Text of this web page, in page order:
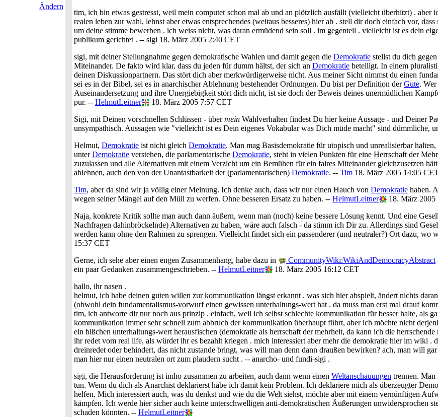
Ändern
tim, ich bin etwas gestresst, weil mein computer schon mal ab und an plötzlich ausfällt (vielleicht überhitzt) .
realen leben zur wahl, lehnst aber etwas entsprechendes (weitaus besseres) hier ab . stell dir doch einfach vor,
um deine stimme bewerben . ich weiss nicht, was daran ermüdend sein soll . im gegenteil . vielleicht ist es dein
publikum gerichtet . -- sigi 18. März 2005 2:40 CET
sigi, mit deiner Stellungnahme gegen demokratische Wahlen und damit gegen die Demokratie stellst du dich
Miteinander. De fakto wird klar, dass du jeden für dumm hältst, der sich an Demokratie beteiligt. In einem
deinen Diskussionpartnern. Das stört dich aber merkwürdigerweise nicht. Aus meiner Sicht nimmst du einen
sei es in der Bibel, sei es in anarchischer Ablehnung bestehender Ordnungen. Du bist per Definition derGute.
Auseinandersetzung und ihre Unergiebigkeit stört dich nicht, ist sie doch der Beweis deines unermüdlichen
pur. -- HelmutLeitner
18. März 2005 7:57 CET
Sigi, mit Deinen vorschnellen Schlüssen - übermein Wahlverhalten findest Du hier keine Aussage - und Deiner
unsympathisch. Aussagen wie "vielleicht ist es Dein eigenes Vokabular was Dich müde macht" sind dümmliche,
Helmut, Demokratie ist nicht gleich Demokratie. Man mag Basisdemokratie für utopisch und unrealisierbar
unterDemokratie verstehen, die parlamentarische Demokratie, steht in vielen Punkten für eine Herrschaft der
zuzulassen und alle Alternativen mit einem Verzicht um ein Bemühen für ein faires Miteinander gleichzusetzen
ablehnen, auch den von der Unantastbarkeit der (parlamentarischen) Demokratie. -- Tim 18. März 2005 14:05
Tim, aber da sind wir ja völlig einer Meinung. Ich denke auch, dass wir nur einen Hauch von Demokratie haben.
wegen seiner Mängel auf den Müll zu werfen. Ohne besseren Ersatz zu haben. -- HelmutLeitner
18. März
Naja, konkrete Kritik sollte man auch dann äußern, wenn man (noch) keine bessere Lösung kennt. Und eine
Nachfragen dahinbröckelnde) Alternativen zu haben, wäre auch falsch - da stimm ich Dir zu. Allerdings sind
werden kann ohne den Rahmen zu sprengen. Vielleicht findet sich ein passenderer (und neutraler?) Ort dazu,
15:37 CET
Gerne, ich sehe aber einen engen Zusammenhang, habe dazu in
CommunityWiki:WikiAndDemocracyAbstract
ein paar Gedanken zusammengeschrieben. -- HelmutLeitner
18. März 2005 16:12 CET
hallo, ihr nasen .
helmut, ich habe deinen guten willen zur kommunikation längst erkannt . was sich hier abspielt, ändert nichts
(obwohl dein fundamentalismus-vorwurf einen gewissen unterhaltungs-wert hat . da muss man erst mal drauf
tim, ich antworte dir nur noch aus prinzip . einfach, weil ich selbst schlechte kommunikation für besser halte, als
kommunikation immer sehr schnell zum abbruch der kommunikation überhaupt führt, aber ich möchte nicht
ein bißchen unterhaltungs-wert herausfischen (demokratie als herrschaft der mehrheit, da kann ich die
ihr redet vom real life, als würdet ihr es bezahlt kriegen . mich interessiert aber mehr die demokratie hier im wiki .
dreinredet oder behindert, das nicht zustande bringt, was will man denn dann draußen bewirken? ach, man will
man hier nur einen neutralen ort zum plaudern sucht . -- anarcho- und fundi-sigi .
sigi, die Herausforderung ist imho zusammen zu arbeiten, auch dann wenn einen Weltanschauungen trennen. Man
tun. Wenn du dich als Anarchist deklarierst habe ich damit kein Problem. Ich deklariere mich als überzeugter
helfen. Mich interessiert auch, was du denkst und wie du die Welt siehst, möchte aber mit einem vernünftigen
kämpfen. Ich werde hier sicher auch keine unterschwelligen anti-demokratischen Äußerungen unwidersprochen
schaden könnten. -- HelmutLeitner